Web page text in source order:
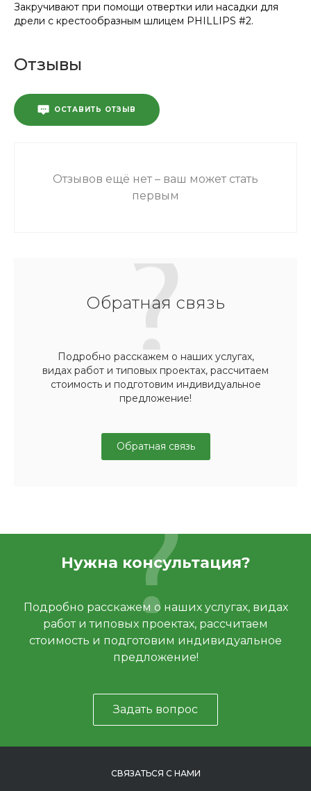
Закручивают при помощи отвертки или насадки для
дрели с крестообразным шлицем PHILLIPS #2.
Отзывы
ОСТАВИТЬ ОТЗЫВ
Отзывов ещё нет – ваш может стать
первым
Обратная связь
Подробно расскажем о наших услугах,
видах работ и типовых проектах, рассчитаем
стоимость и подготовим индивидуальное
предложение!
Обратная связь
Нужна консультация?
Подробно расскажем о наших услугах, видах
работ и типовых проектах, рассчитаем
стоимость и подготовим индивидуальное
предложение!
Задать вопрос
СВЯЗАТЬСЯ С НАМИ